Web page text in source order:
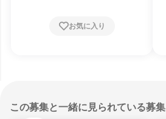
お気に入り
この募集と一緒に見られている募集